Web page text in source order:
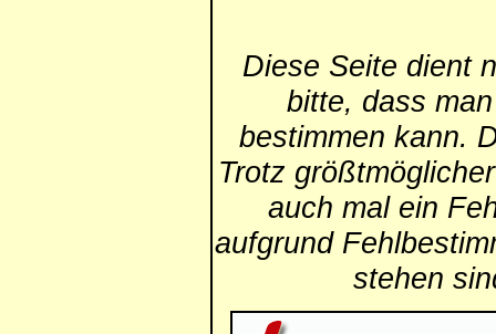
Diese Seite dient
bitte, dass
bestimmen kann.
Trotz
auch mal ein
aufgrund
stehen